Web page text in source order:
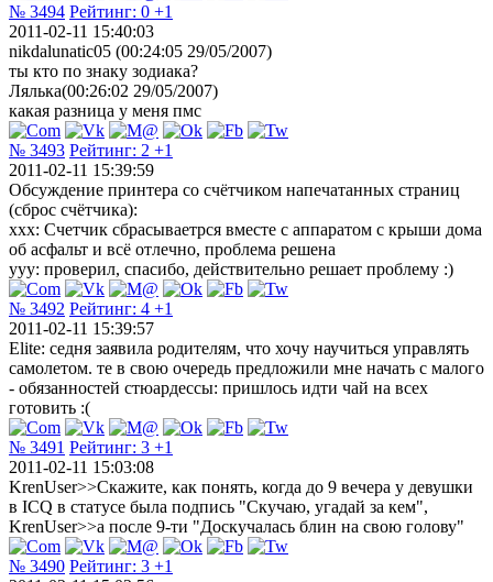
№ 3494 Рейтинг: 0 +1
2011-02-11 15:40:03
nikdalunatic05 (00:24:05 29/05/2007)
ты кто по знаку зодиака?
Лялька(00:26:02 29/05/2007)
какая разница у меня пмс
№ 3493 Рейтинг: 2 +1
2011-02-11 15:39:59
Обсуждение принтера со счётчиком напечатанных страниц
(сброс счётчика):
xxx: Счетчик сбрасываетрся вместе с аппаратом с крыши дома
об асфальт и всё отлечно, проблема решена
yyy: проверил, спасибо, действительно решает проблему :)
№ 3492 Рейтинг: 4 +1
2011-02-11 15:39:57
Elite: седня заявила родителям, что хочу научиться управлять
самолетом. те в свою очередь предложили мне начать с малого
- обязанностей стюардессы: пришлось идти чай на всех
готовить :(
№ 3491 Рейтинг: 3 +1
2011-02-11 15:03:08
KrenUser>>Скажите, как понять, когда до 9 вечера у девушки
в ICQ в статусе была подпись "Скучаю, угадай за кем",
KrenUser>>а после 9-ти "Доскучалась блин на свою голову"
№ 3490 Рейтинг: 3 +1